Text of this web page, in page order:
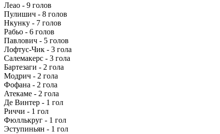
Леао - 9 голов
Пулишич - 8 голов
Нкунку - 7 голов
Рабьо - 6 голов
Павлович - 5 голов
Лофтус-Чик - 3 гола
Салемакерс - 3 гола
Бартезаги - 2 гола
Модрич - 2 гола
Фофана - 2 гола
Атекаме - 2 гола
Де Винтер - 1 гол
Риччи - 1 гол
Фюллькруг - 1 гол
Эступиньян - 1 гол